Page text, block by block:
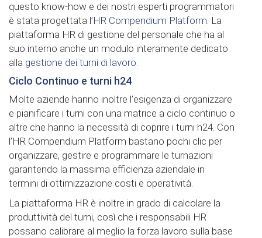
questo know-how e dei nostri esperti programmatori
è stata progettata l’HR Compendium Platform. La
piattaforma HR di gestione del personale che ha al
suo interno anche un modulo interamente dedicato
alla gestione dei turni di lavoro.
Ciclo Continuo e turni h24
Molte aziende hanno inoltre l’esigenza di organizzare
e pianificare i turni con una matrice a ciclo continuo o
altre che hanno la necessità di coprire i turni h24. Con
l’HR Compendium Platform bastano pochi clic per
organizzare, gestire e programmare le turnazioni
garantendo la massima efficienza aziendale in
termini di ottimizzazione costi e operatività.
La piattaforma HR è inoltre in grado di calcolare la
produttività del turni, così che i responsabili HR
possano calibrare al meglio la forza lavoro sulla base